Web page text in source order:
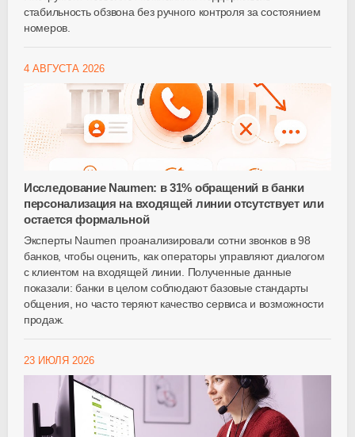
стабильность обзвона без ручного контроля за состоянием
номеров.
4 АВГУСТА 2026
Исследование Naumen: в 31% обращений в банки
персонализация на входящей линии отсутствует или
остается формальной
Эксперты Naumen проанализировали сотни звонков в 98
банков, чтобы оценить, как операторы управляют диалогом
с клиентом на входящей линии. Полученные данные
показали: банки в целом соблюдают базовые стандарты
общения, но часто теряют качество сервиса и возможности
продаж.
23 ИЮЛЯ 2026